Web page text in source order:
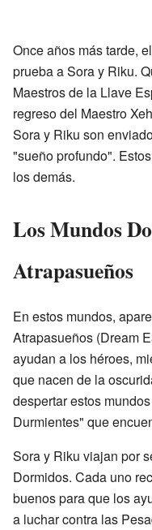
Once años más tarde,
prueba a Sora y Riku.
Maestros de la Llave
regreso del Maestro
Sora y Riku son
"sueño profundo".
los demás.
Los Mundos
Atrapasueños
En estos mundos,
Atrapasueños (Dream
ayudan a los héroes,
que nacen de la
despertar estos
Durmientes" que
Sora y Riku viajan por
Dormidos. Cada uno
buenos para que los
a luchar contra las